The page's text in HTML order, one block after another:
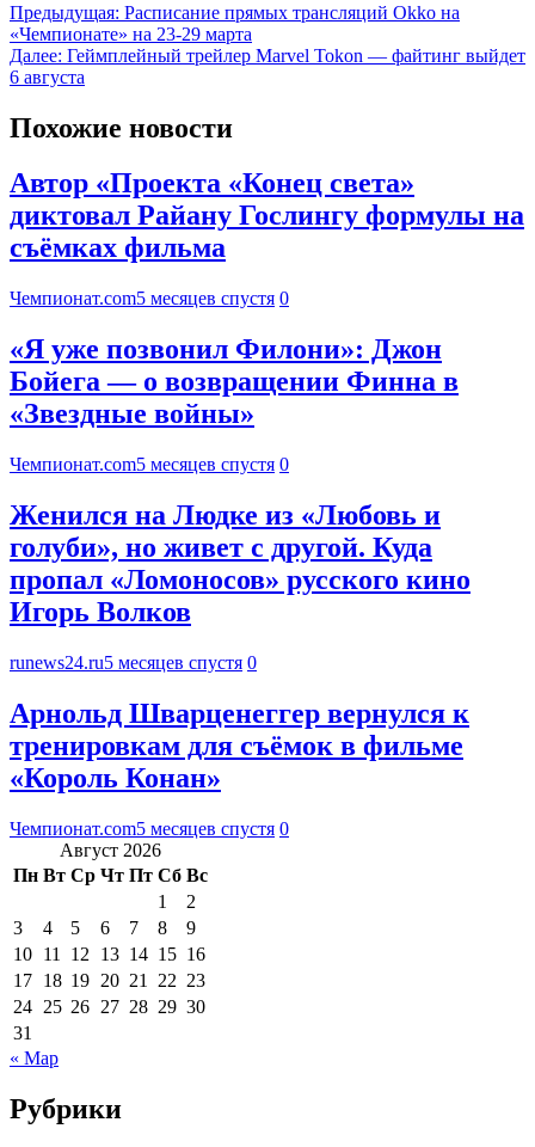
Предыдущая: Расписание прямых трансляций Okko на
«Чемпионате» на 23-29 марта
Далее: Геймплейный трейлер Marvel Tokon — файтинг выйдет
6 августа
Похожие новости
Автор «Проекта «Конец света»
диктовал Райану Гослингу формулы на
съёмках фильма
Чемпионат.com5 месяцев спустя 0
«Я уже позвонил Филони»: Джон
Бойега — о возвращении Финна в
«Звездные войны»
Чемпионат.com5 месяцев спустя 0
Женился на Людке из «Любовь и
голуби», но живет с другой. Куда
пропал «Ломоносов» русского кино
Игорь Волков
runews24.ru5 месяцев спустя 0
Арнольд Шварценеггер вернулся к
тренировкам для съёмок в фильме
«Король Конан»
Чемпионат.com5 месяцев спустя 0
Август 2026
Пн Вт Ср Чт Пт Сб Вс
1
2
3
4 5 6 7 8
9
10 11 12 13 14 15 16
17 18 19 20 21 22 23
24 25 26 27 28 29 30
31
« Мар
Рубрики